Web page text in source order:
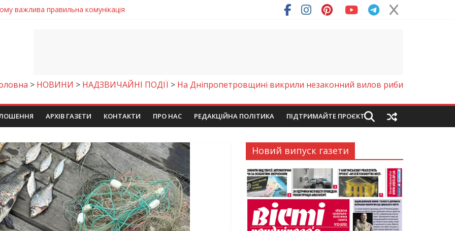
центри на Дніпропетровщині
досліджують місце розташування легендарного монастиря (Фото)
шанс на власне житло
> НОВИНИ > НАДЗВИЧАЙНІ ПОДІЇ > На Дніпропетровщині викрили незаконний вилов риби
АРХІВ ГАЗЕТИ КОНТАКТИ ПРО НАС РЕДАКЦІЙНА ПОЛІТИКА ПІДТРИМАЙТЕ ПРОЄКТ
Новий випуск газети